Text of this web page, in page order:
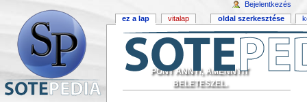
PONT ANNYI, AMENNYIT
BELETESZEL.
ez a lap vitalap oldal szerkesztése
Bejelentkezés